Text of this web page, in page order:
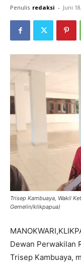
Penulis redaksi - Juni
Trisep Kambuaya, Wakil
Gemelin/klikpapua)
Dewan Perwakilan
Trisep Kambuaya,